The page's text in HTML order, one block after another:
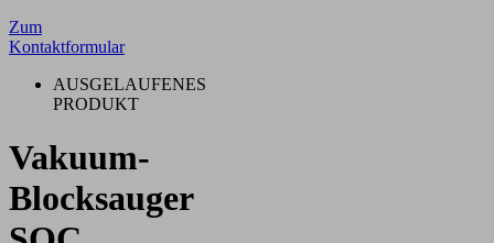
Zum
Kontaktformular
AUSGELAUFENES
PRODUKT
Vakuum-
Blocksauger